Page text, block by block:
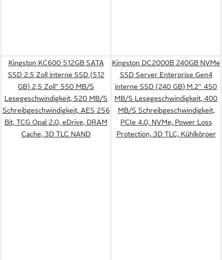
Kingston KC600 512GB SATA
SSD 2.5 Zoll interne SSD (512
GB) 2,5 Zoll" 550 MB/S
Lesegeschwindigkeit, 520 MB/S
Schreibgeschwindigkeit, AES 256
Bit, TCG Opal 2.0, eDrive, DRAM
Cache, 3D TLC NAND
Kingston DC2000B 240GB NVMe
SSD Server Enterprise Gen4
interne SSD (240 GB) M.2" 450
MB/S Lesegeschwindigkeit, 400
MB/S Schreibgeschwindigkeit,
PCIe 4.0, NVMe, Power Loss
Protection, 3D TLC, Kühlkörper